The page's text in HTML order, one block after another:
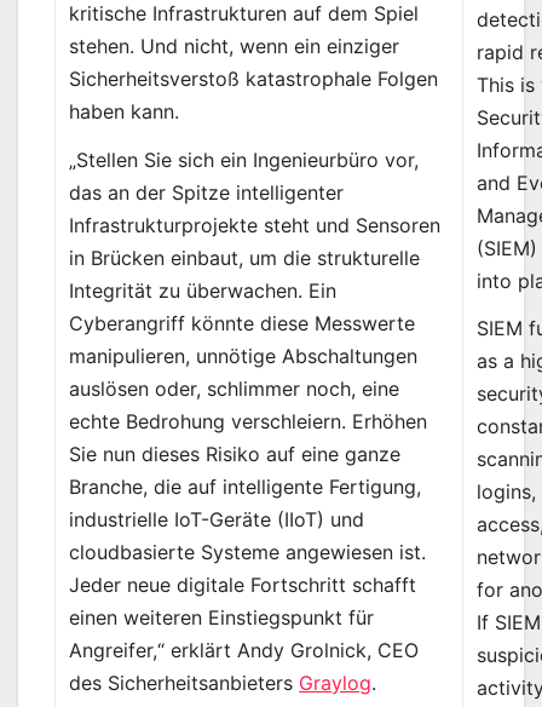
kritische Infrastrukturen auf dem Spiel
stehen. Und nicht, wenn ein einziger
Sicherheitsverstoß katastrophale Folgen
haben kann.
„Stellen Sie sich ein Ingenieurbüro vor,
das an der Spitze intelligenter
Infrastrukturprojekte steht und Sensoren
in Brücken einbaut, um die strukturelle
Integrität zu überwachen. Ein
Cyberangriff könnte diese Messwerte
manipulieren, unnötige Abschaltungen
auslösen oder, schlimmer noch, eine
echte Bedrohung verschleiern. Erhöhen
Sie nun dieses Risiko auf eine ganze
Branche, die auf intelligente Fertigung,
industrielle IoT-Geräte (IIoT) und
cloudbasierte Systeme angewiesen ist.
Jeder neue digitale Fortschritt schafft
einen weiteren Einstiegspunkt für
Angreifer,“ erklärt Andy Grolnick, CEO
des Sicherheitsanbieters Graylog.
rapid
This is
and
into
SIEM
as a
for
If